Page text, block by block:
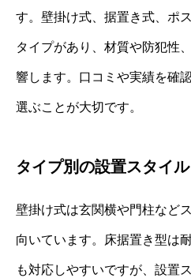
す。壁掛け式、据置き式、ポ
タイプがあり、材質や防犯性
響します。口コミや実績を確
選ぶことが大切です。
タイプ別の設置スタイ
壁掛け式は玄関横や門柱など
向いています。床据置き型は
も対応しやすいですが、設置